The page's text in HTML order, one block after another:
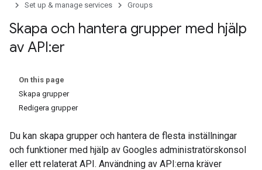
Set up & manage services
Groups
Skapa och hantera grupper med hjälp
av API:er
On this page
Skapa grupper
Redigera grupper
Du kan skapa grupper och hantera de flesta inställningar
och funktioner med hjälp av Googles administratörskonsol
eller ett relaterat API. Användning av API:erna kräver